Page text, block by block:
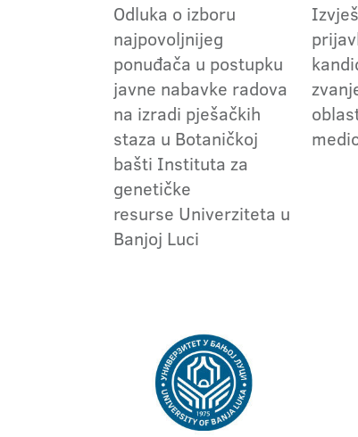
Odluka o izboru
najpovoljnijeg
ponuđača u postupku
javne nabavke radova
na izradi pješačkih
staza u Botaničkoj
bašti Instituta za
genetičke
resurse Univerziteta u
Banjoj Luci